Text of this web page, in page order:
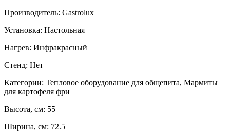
Производитель: Gastrolux
Установка: Настольная
Нагрев: Инфракрасный
Стенд: Нет
Категории: Тепловое оборудование для общепита, Мармиты
для картофеля фри
Высота, см: 55
Ширина, см: 72.5